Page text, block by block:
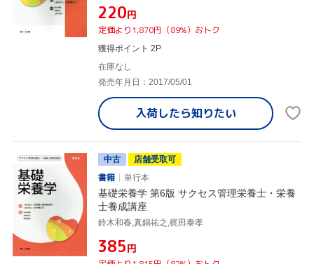
¥220円
定価より1,870円（89%）おトク
獲得ポイント 2P
在庫なし
発売年月日：2017/05/01
入荷したら知りたい
中古
店舗受取可
書籍
単行本
基礎栄養学 第6版 サクセス管理栄養士・栄養
士養成講座
鈴木和春,真鍋祐之,梶田泰孝
¥385円